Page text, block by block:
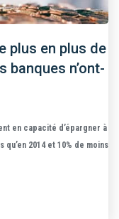
plus en plus de
banques n’ont-
en capacité d’épargner à
qu’en 2014 et 10% de moins